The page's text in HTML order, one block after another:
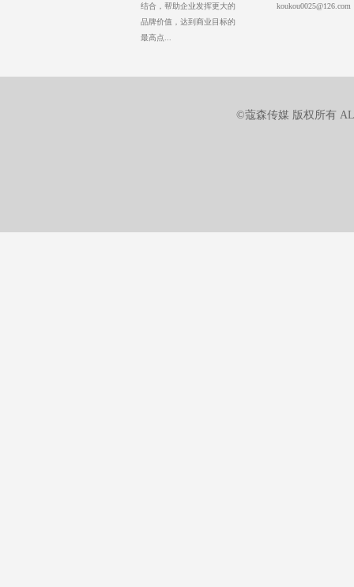
结合，帮助企业发挥更大的
品牌价值，达到商业目标的
最高点...
koukou0025@126.com
©蔻森传媒 版权所有